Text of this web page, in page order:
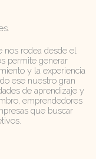
nos rodea desde el
permite generar
y la experiencia
ese nuestro gran
de aprendizaje y
emprendedores
que buscar